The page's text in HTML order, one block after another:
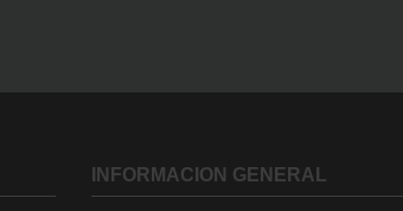
INFORMACION GENERAL